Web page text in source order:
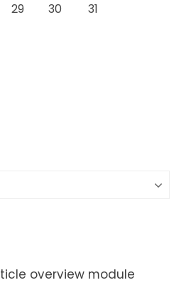
29 30
31
overview module